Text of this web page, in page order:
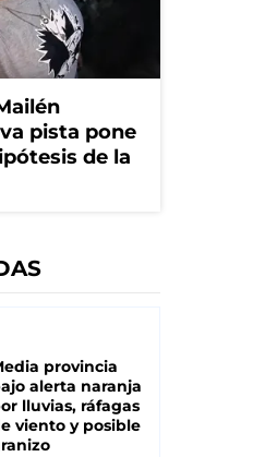
pista pone
de la
provincia
alerta naranja
lluvias, ráfagas
viento y posible